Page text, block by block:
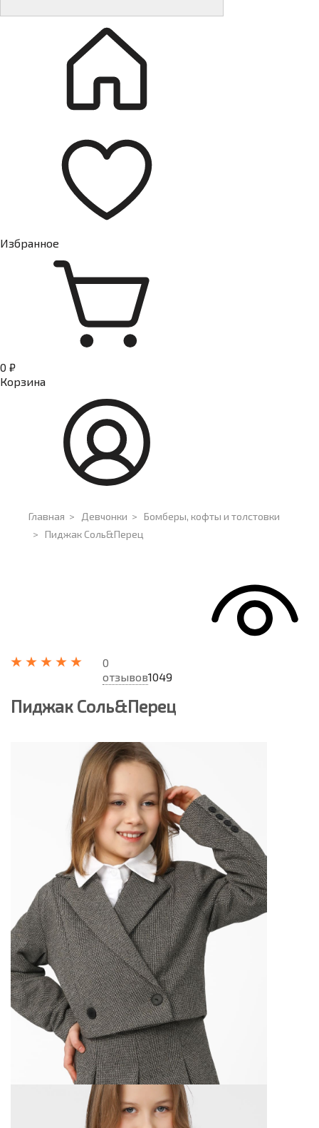
Избранное
0 ₽
Корзина
Главная > Девчонки > Бомберы, кофты и толстовки
> Пиджак Соль&Перец
0
отзывов1049
Пиджак Соль&Перец